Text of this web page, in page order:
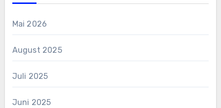
Mai 2026
August 2025
Juli 2025
Juni 2025